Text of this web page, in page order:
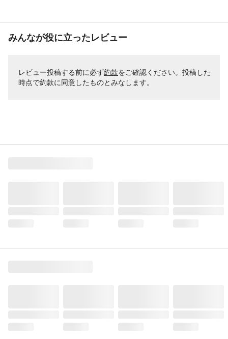
みんなが役に立ったレビュー
レビュー投稿する前に必ず約款をご確認ください。投稿した
時点で約款に同意したものとみなします。